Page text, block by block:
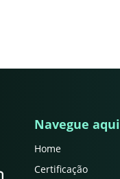
Navegue aqui
Home
Certificação